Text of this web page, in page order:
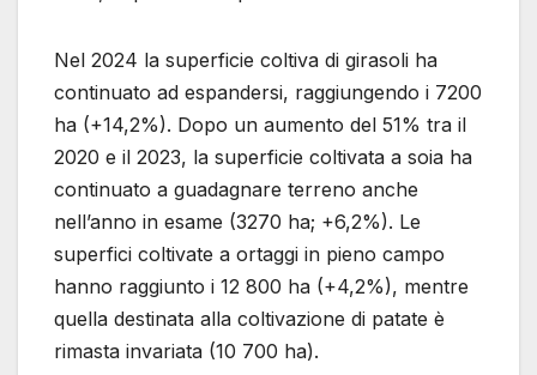
Nel 2024 la superficie coltiva di girasoli ha
continuato ad espandersi, raggiungendo i 7200
ha (+14,2%). Dopo un aumento del 51% tra il
2020 e il 2023, la superficie coltivata a soia ha
continuato a guadagnare terreno anche
nell’anno in esame (3270 ha; +6,2%). Le
superfici coltivate a ortaggi in pieno campo
hanno raggiunto i 12 800 ha (+4,2%), mentre
quella destinata alla coltivazione di patate è
rimasta invariata (10 700 ha).